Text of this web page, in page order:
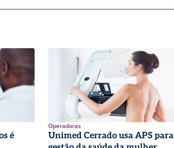
é
Operadoras
Unimed Cerrado usa APS para